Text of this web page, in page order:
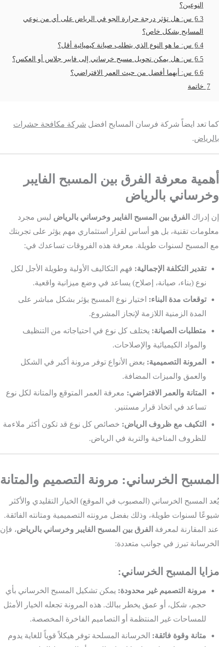
النوعين؟
6.3 س: هل تؤثر درجة حرارة الجو في الرياض على أي من نوعي
المسابح بشكل خاص؟
6.4 س: ما هو النوع الذي يتطلب صيانة كيميائية أقل؟
6.5 س: هل يمكن تحويل مسبح خرساني إلى فايبر جلاس أو العكس؟
6.6 س: أيهما أفضل من حيث العمر الافتراضي؟
7 خاتمة
كما تعد ايضاً شركة فرسان المسابح افضل شركة مكافحة حشرات
بالرياض.
أهمية معرفة الفرق بين المسبح الفايبر
وخرساني بالرياض
إن إدراك الفرق بين المسبح الفايبر وخرساني بالرياض ليس مجرد
معلومات تقنية، بل هو أساس لقرار استثماري مهم يؤثر على تجربتك
مع المسبح لسنوات طويلة. معرفة هذه الفروقات تساعدك في:
تقدير التكلفة الإجمالية: فهم التكاليف الأولية وطويلة الأجل لكل
نوع (بناء، صيانة، إصلاح) يساعد في وضع ميزانية واقعية.
توقعات مدة البناء: اختيار نوع المسبح يؤثر بشكل مباشر على
المدة الزمنية اللازمة لإنجاز المشروع.
متطلبات الصيانة: يختلف كل نوع في احتياجاته من التنظيف
والمواد الكيميائية والإصلاحات.
المرونة التصميمية: بعض الأنواع توفر مرونة أكبر في الشكل
والعمق والميزات المضافة.
المتانة والعمر الافتراضي: معرفة العمر المتوقع والمتانة لكل نوع
تساعد في اتخاذ قرار مستنير.
التكيف مع ظروف الرياض: خصائص كل نوع قد تكون أكثر ملاءمة
للظروف المناخية والتربة في الرياض.
المسبح الخرساني: مرونة التصميم والمتانة
يُعد المسبح الخرساني (المصبوب في الموقع) الخيار التقليدي والأكثر
شيوعًا لسنوات طويلة، وذلك بفضل مرونته التصميمية ومتانته الفائقة.
عند المقارنة لمعرفة الفرق بين المسبح الفايبر وخرساني بالرياض، فإن
الخرسانة تبرز في جوانب متعددة:
مزايا المسبح الخرساني:
مرونة التصميم غير محدودة: يمكن تشكيل المسبح الخرساني بأي
حجم، شكل، أو عمق يخطر ببالك. هذه المرونة تجعله الخيار الأمثل
للمساحات غير المنتظمة أو التصاميم الفاخرة المخصصة.
متانة وقوة فائقة: الخرسانة المسلحة توفر هيكلاً قوياً للغاية يدوم